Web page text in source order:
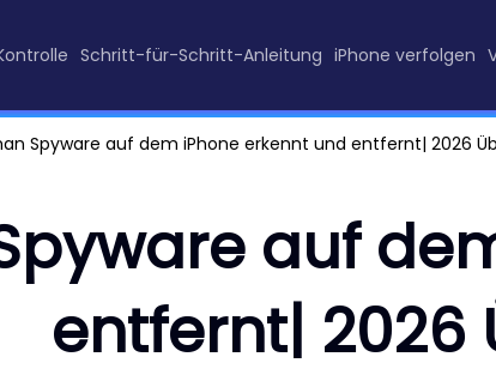
Schritt-für-Schritt-Anleitung iPhone verfolgen
Spyware auf dem iPhone erkennt und entfernt| 2026
auf
entfernt| 2026